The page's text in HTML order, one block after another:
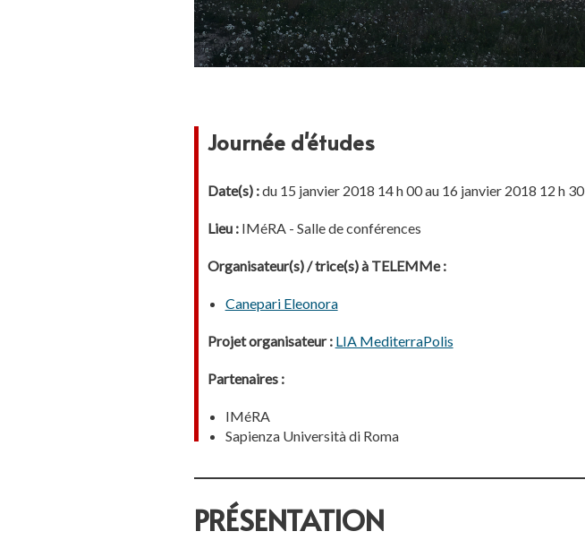
Journée d'études
Date(s) :du 15 janvier 2018 14 h 00 au 16 janvier 2018 12 h 30
Lieu :IMéRA - Salle de conférences
Organisateur(s) / trice(s) à TELEMMe :
Canepari Eleonora
Projet organisateur : LIA MediterraPolis
Partenaires :
IMéRA
Sapienza Università di Roma
PRÉSENTATION